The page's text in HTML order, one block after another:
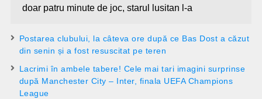
doar patru minute de joc, starul lusitan l-a
Postarea clubului, la câteva ore după ce Bas Dost a căzut
din senin și a fost resuscitat pe teren
Lacrimi în ambele tabere! Cele mai tari imagini surprinse
după Manchester City – Inter, finala UEFA Champions
League